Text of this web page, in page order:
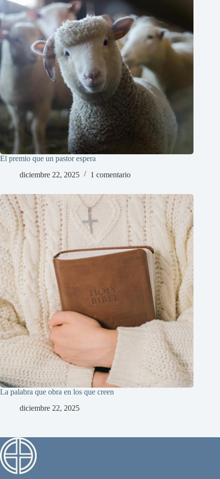
El premio que un pastor espera
diciembre 22, 2025
1 comentario
La palabra que obra en los que creen
diciembre 22, 2025